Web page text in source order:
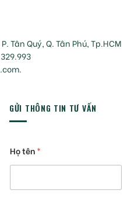
Tân Quý, Q. Tân Phú, Tp.HCM
GỬI THÔNG TIN TƯ VẤN
Họ tên*